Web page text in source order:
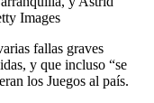
Images
fallas graves
y que incluso “se
los Juegos al país.